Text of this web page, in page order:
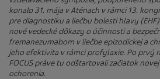
konalo 31. mája v Aténach v rámci 13.
pre diagnostiku a liečbu bolesti hlavy
nové vedecké dôkazy o účinnosti a
fremanezumabom v liečbe epizodickej a
jeho efektivita v rámci profylaxie. Po prvý
FOCUS práve tu odštartovali začiatok
ochorenia.